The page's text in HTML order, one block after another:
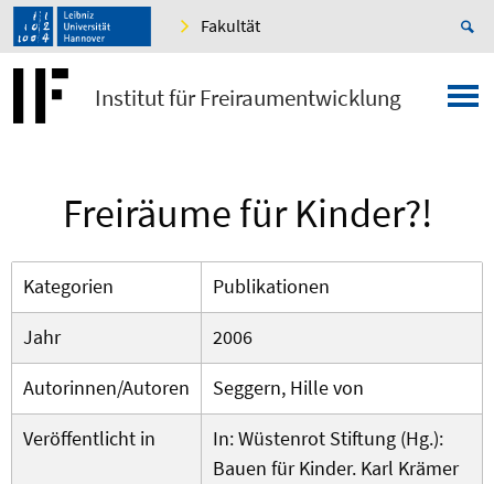
Fakultät
Institut für Freiraumentwicklung
Freiräume für Kinder?!
Kategorien
Publikationen
Jahr
2006
Autorinnen/Autoren
Seggern, Hille von
Veröffentlicht in
In: Wüstenrot Stiftung (Hg.):
Bauen für Kinder. Karl Krämer